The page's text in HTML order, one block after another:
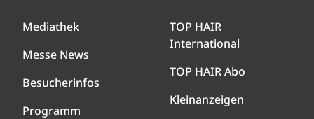
Mediathek
Messe News
Besucherinfos
Programm
TOP HAIR
International
TOP HAIR Abo
Kleinanzeigen